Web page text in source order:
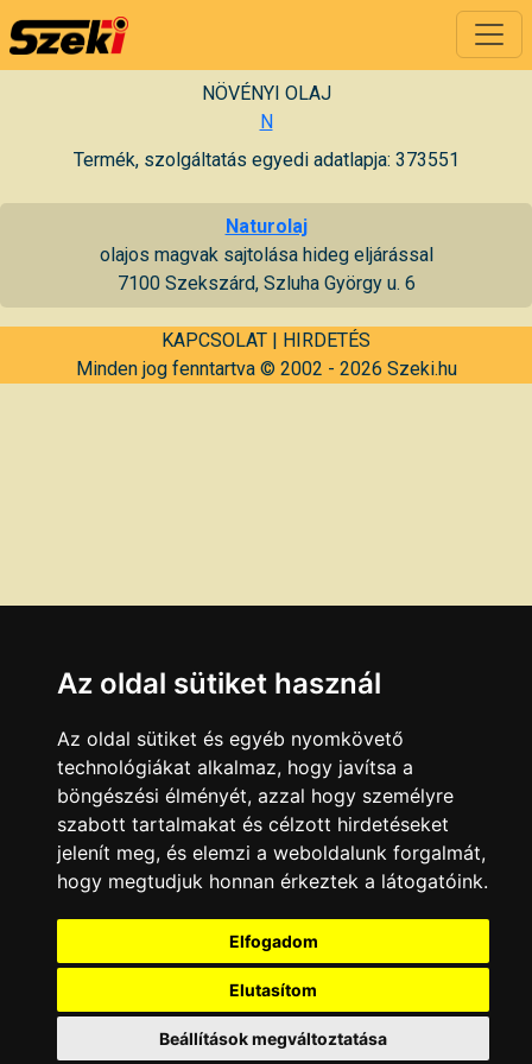
NÖVÉNYI OLAJ
N
Termék, szolgáltatás egyedi adatlapja: 373551
Naturolaj
olajos magvak sajtolása hideg eljárással
7100 Szekszárd, Szluha György u. 6
KAPCSOLAT | HIRDETÉS
Minden jog fenntartva © 2002 - 2026 Szeki.hu
Az oldal sütiket használ
Az oldal sütiket és egyéb nyomkövető
technológiákat alkalmaz, hogy javítsa a
böngészési élményét, azzal hogy személyre
szabott tartalmakat és célzott hirdetéseket
jelenít meg, és elemzi a weboldalunk forgalmát,
hogy megtudjuk honnan érkeztek a látogatóink.
Elfogadom
Elutasítom
Beállítások megváltoztatása